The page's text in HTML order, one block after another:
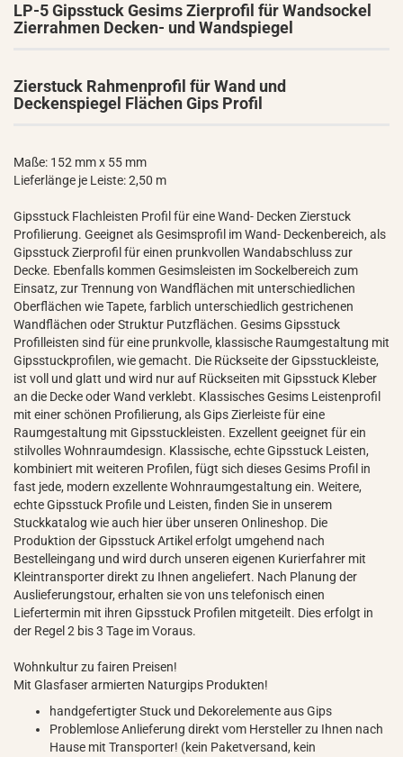
LP-5 Gipsstuck Gesims Zierprofil für Wandsockel
Zierrahmen Decken- und Wandspiegel
Zierstuck Rahmenprofil für Wand und
Deckenspiegel Flächen Gips Profil
Maße: 152 mm x 55 mm
Lieferlänge je Leiste: 2,50 m
Gipsstuck Flachleisten Profil für eine Wand- Decken Zierstuck
Profilierung. Geeignet als Gesimsprofil im Wand- Deckenbereich, als
Gipsstuck Zierprofil für einen prunkvollen Wandabschluss zur
Decke. Ebenfalls kommen Gesimsleisten im Sockelbereich zum
Einsatz, zur Trennung von Wandflächen mit unterschiedlichen
Oberflächen wie Tapete, farblich unterschiedlich gestrichenen
Wandflächen oder Struktur Putzflächen. Gesims Gipsstuck
Profilleisten sind für eine prunkvolle, klassische Raumgestaltung mit
Gipsstuckprofilen, wie gemacht. Die Rückseite der Gipsstuckleiste,
ist voll und glatt und wird nur auf Rückseiten mit Gipsstuck Kleber
an die Decke oder Wand verklebt. Klassisches Gesims Leistenprofil
mit einer schönen Profilierung, als Gips Zierleiste für eine
Raumgestaltung mit Gipsstuckleisten. Exzellent geeignet für ein
stilvolles Wohnraumdesign. Klassische, echte Gipsstuck Leisten,
kombiniert mit weiteren Profilen, fügt sich dieses Gesims Profil in
fast jede, modern exzellente Wohnraumgestaltung ein. Weitere,
echte Gipsstuck Profile und Leisten, finden Sie in unserem
Stuckkatalog wie auch hier über unseren Onlineshop. Die
Produktion der Gipsstuck Artikel erfolgt umgehend nach
Bestelleingang und wird durch unseren eigenen Kurierfahrer mit
Kleintransporter direkt zu Ihnen angeliefert. Nach Planung der
Auslieferungstour, erhalten sie von uns telefonisch einen
Liefertermin mit ihren Gipsstuck Profilen mitgeteilt. Dies erfolgt in
der Regel 2 bis 3 Tage im Voraus.
Wohnkultur zu fairen Preisen!
Mit Glasfaser armierten Naturgips Produkten!
handgefertigter Stuck und Dekorelemente aus Gips
Problemlose Anlieferung direkt vom Hersteller zu Ihnen nach
Hause mit Transporter! (kein Paketversand, kein